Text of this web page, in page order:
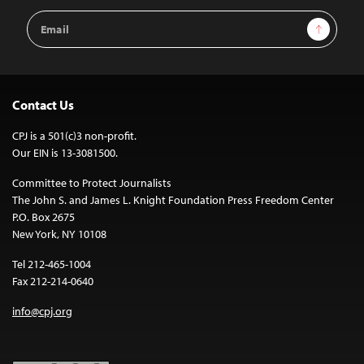
Email
Address
Sign Up
Contact Us
CPJ is a 501(c)3 non-profit.
Our EIN is 13-3081500.
Committee to Protect Journalists
The John S. and James L. Knight Foundation Press Freedom Center
P.O. Box 2675
New York, NY 10108
Tel 212-465-1004
Fax 212-214-0640
info@cpj.org